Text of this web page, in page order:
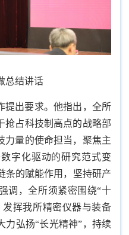
总结讲话
提出要求。他指出，全所
抢占科技制高点的战略部
力量的使命担当，聚焦主
字化驱动的研究范式变
条的赋能作用，坚持研产
调，全所须紧密围绕“十
挥我所精密仪器与装备
力弘扬“长光精神”，持续